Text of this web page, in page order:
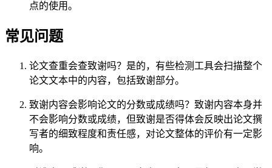
点的使用。
常见问题
论文查重会查致谢吗？是的，有些检测工具会扫描整个
论文文本中的内容，包括致谢部分。
致谢内容会影响论文的分数或成绩吗？致谢内容本身并
不会影响分数或成绩，但致谢是否得体会反映出论文撰
写者的细致程度和责任感，对论文整体的评价有一定影
响。